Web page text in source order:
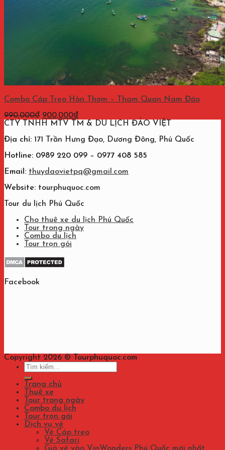
Combo Cáp Treo Hòn Thơm – Tham Quan Nam Đảo
990,000₫ Giá
gốc
990,000₫.
900,000₫Giá
hiện
là:
CTY TNHH MTV TM & DU LỊCH ĐẢO VIỆT
Địa chỉ: 171 Trần Hưng Đạo, Dương Đông, Phú Quốc
Hotline: 0989 220 099 – 0977 408 585
Email: thuydaovietpq@gmail.com
Website: tourphuquoc.com
Tour du lịch Phú Quốc
Cho thuê xe du lịch Phú Quốc
Tour trong ngày
Combo du lịch
Tour trọn gói
Facebook
Copyright 2026 © Tourphuquoc.com
Tìm
kiếm:
Trang chủ
Thuê xe
Tour trong ngày
Combo du lịch
Tour trọn gói
Dịch vụ vé
Vé Cáp treo
Vé Safari
Giá vé vào VinWonders Phú Quốc mới nhất